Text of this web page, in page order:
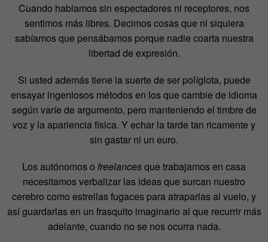
Cuando hablamos sin espectadores ni receptores, nos
sentimos más libres. Decimos cosas que ni siquiera
sabíamos que pensábamos porque nadie coarta nuestra
libertad de expresión.
Si usted además tiene la suerte de ser políglota, puede
ensayar ingeniosos métodos en los que cambie de idioma
según varíe de argumento, pero manteniendo el timbre de
voz y la apariencia física. Y echar la tarde tan ricamente y
sin gastar ni un euro.
Los autónomos o freelancesque trabajamos en casa
necesitamos verbalizar las ideas que surcan nuestro
cerebro como estrellas fugaces para atraparlas al vuelo, y
así guardarlas en un frasquito imaginario al que recurrir más
adelante, cuando no se nos ocurra nada.